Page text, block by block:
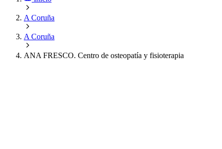
A Coruña
A Coruña
ANA FRESCO. Centro de osteopatía y fisioterapia